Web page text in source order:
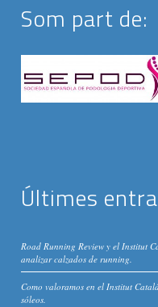
Som part de:
Últimes
Road Running Review y el Institut
analizar calzados de running.
Como valoramos en el Institut
sóleos.